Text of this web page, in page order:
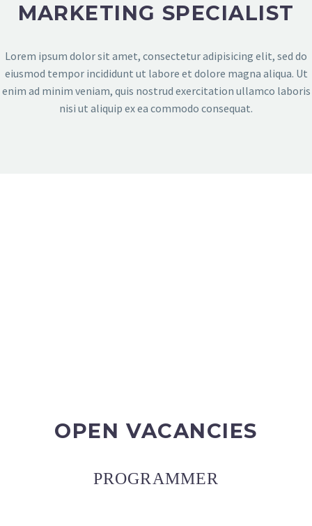
MARKETING SPECIALIST
Lorem ipsum dolor sit amet, consectetur adipisicing elit, sed do
eiusmod tempor incididunt ut labore et dolore magna aliqua. Ut
enim ad minim veniam, quis nostrud exercitation ullamco laboris
nisi ut aliquip ex ea commodo consequat.
OPEN VACANCIES
PROGRAMMER